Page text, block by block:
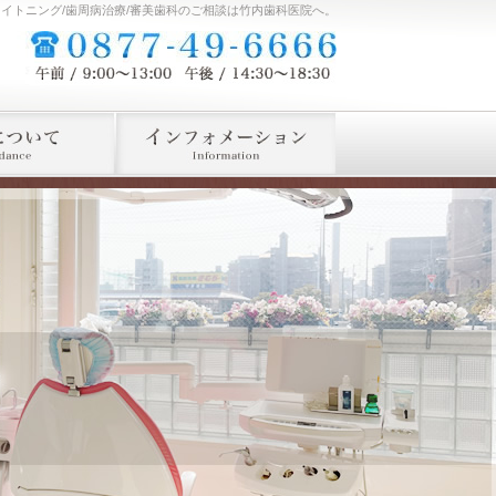
トニング/歯周病治療/審美歯科のご相談は竹内歯科医院へ。